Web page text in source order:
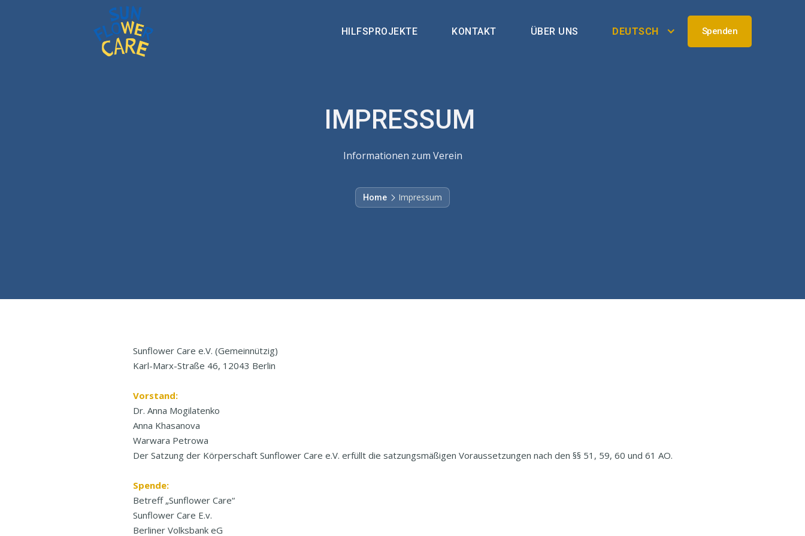
HILFSPROJEKTE KONTAKT ÜBER UNS DEUTSCH Spenden
IMPRESSUM
Informationen zum Verein
Home Impressum
Sunflower Care e.V. (Gemeinnützig)
Karl-Marx-Straße 46, 12043 Berlin
Vorstand:
Dr. Anna Mogilatenko
Anna Khasanova
Warwara Petrowa
Der Satzung der Körperschaft Sunflower Care e.V. erfüllt die satzungsmäßigen Voraussetzungen nach den §§ 51, 59, 60 und 61 AO.
Spende:
Betreff „Sunflower Care“
Sunflower Care E.v.
Berliner Volksbank eG